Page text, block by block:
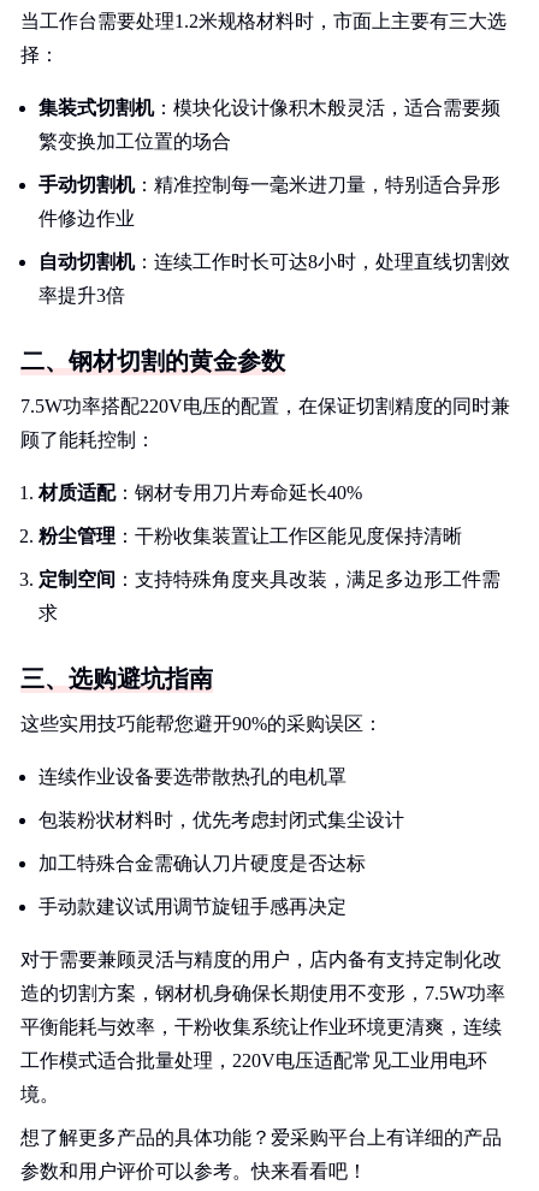
当工作台需要处理1.2米规格材料时，市面上主要有三大选
择：
集装式切割机：模块化设计像积木般灵活，适合需要频
繁变换加工位置的场合
手动切割机：精准控制每一毫米进刀量，特别适合异形
件修边作业
自动切割机：连续工作时长可达8小时，处理直线切割效
率提升3倍
二、钢材切割的黄金参数
7.5W功率搭配220V电压的配置，在保证切割精度的同时兼
顾了能耗控制：
材质适配：钢材专用刀片寿命延长40%
粉尘管理 ：干粉收集装置让工作区能见度保持清晰
定制空间 ：支持特殊角度夹具改装，满足多边形工件需
求
三、选购避坑指南
这些实用技巧能帮您避开90%的采购误区：
连续作业设备要选带散热孔的电机罩
包装粉状材料时，优先考虑封闭式集尘设计
加工特殊合金需确认刀片硬度是否达标
手动款建议试用调节旋钮手感再决定
对于需要兼顾灵活与精度的用户，店内备有支持定制化改
造的切割方案，钢材机身确保长期使用不变形，7.5W功率
平衡能耗与效率，干粉收集系统让作业环境更清爽，连续
工作模式适合批量处理，220V电压适配常见工业用电环
境。
想了解更多产品的具体功能？爱采购平台上有详细的产品
参数和用户评价可以参考。快来看看吧！